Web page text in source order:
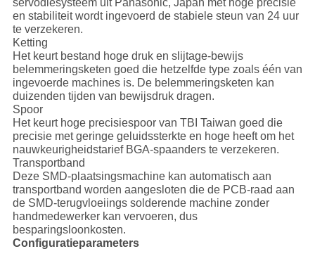
servodiesysteem uit Panasonic, Japan met hoge precisie
en stabiliteit wordt ingevoerd de stabiele steun van 24 uur
te verzekeren.
Ketting
Het keurt bestand hoge druk en slijtage-bewijs
belemmeringsketen goed die hetzelfde type zoals één van
ingevoerde machines is. De belemmeringsketen kan
duizenden tijden van bewijsdruk dragen.
Spoor
Het keurt hoge precisiespoor van TBI Taiwan goed die
precisie met geringe geluidssterkte en hoge heeft om het
nauwkeurigheidstarief BGA-spaanders te verzekeren.
Transportband
Deze SMD-plaatsingsmachine kan automatisch aan
transportband worden aangesloten die de PCB-raad aan
de SMD-terugvloeiings solderende machine zonder
handmedewerker kan vervoeren, dus
besparingsloonkosten.
Configuratieparameters